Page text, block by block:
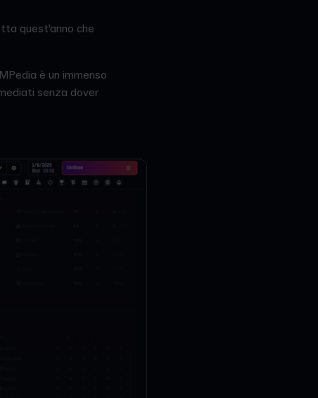
quest'anno che
è un immenso
senza dover